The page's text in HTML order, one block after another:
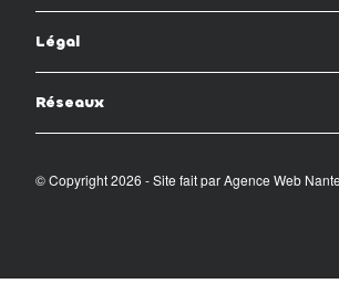
Légal
Réseaux
© Copyright 2026 - Site fait parAgence Web